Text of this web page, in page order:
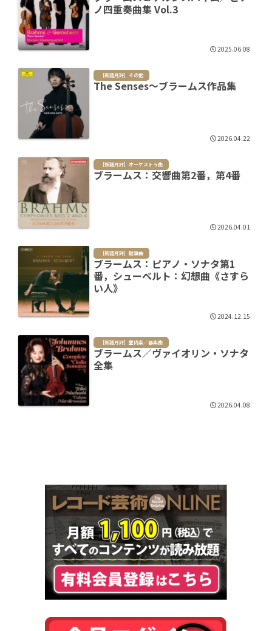
ノ四重奏曲集 Vol.3
2025.06.08
［新譜月評］その他
The Senses～ブラームス作品集
2026.04.22
［新譜月評］オーケストラ曲
ブラームス：交響曲第2番，第4番
2026.04.01
［新譜月評］鍵盤曲
ブラームス：ピアノ・ソナタ第1
番，シューベルト：幻想曲《さすら
い人》
2024.12.15
［新譜月評］室内楽／器楽曲
ブラームス／ヴァイオリン・ソナタ
全集
2026.04.08